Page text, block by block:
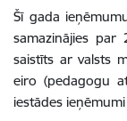
Šī gada
samazinājies par
saistīts ar valsts
eiro (pedagogu
iestādes